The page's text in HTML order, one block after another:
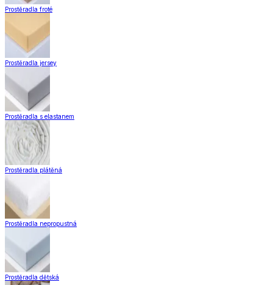
Prostěradla froté
Prostěradla jersey
Prostěradla s elastanem
Prostěradla plátěná
Prostěradla nepropustná
Prostěradla dětská